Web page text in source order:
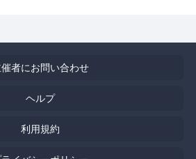
催者にお問い合わせ
ヘルプ
利用規約